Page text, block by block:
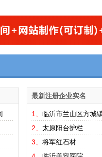
最新注册企业实名
1、 临沂市兰山区方城
2、 太原阳台护栏
3、 将军红石材